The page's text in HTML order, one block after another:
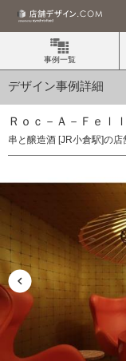
事例一覧
デザイン事例詳細
Ｒｏｃ－Ａ－Ｆｅｌ
串と醸造酒 [JR小倉駅]の